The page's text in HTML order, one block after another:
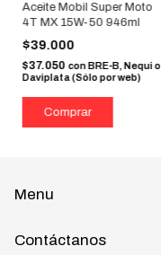
Aceite Mobil Super Moto
4T MX 15W-50 946ml
$39.000
$37.050 con BRE-B, Nequi o
Daviplata (Sólo por web)
Menu
Contáctanos